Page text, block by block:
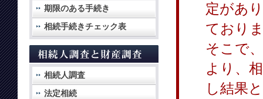
定があ
ており
そこで
より、
し結果
期限のある手続き
相続手続きチェック表
相続人調査
法定相続